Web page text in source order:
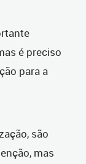
é preciso
para a
são
mas